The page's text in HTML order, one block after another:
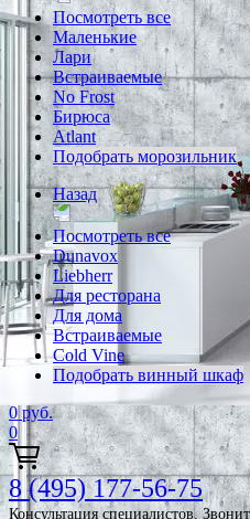
Посмотреть все
Маленькие
Лари
Встраиваемые
No Frost
Бирюса
Atlant
Подобрать морозильник
Назад
Посмотреть все
Dunavox
Liebherr
Для ресторана
Для дома
Встраиваемые
Cold Vine
Подобрать винный шкаф
0 руб.
0
8 (495) 177-56-75
Консультация специалистов.